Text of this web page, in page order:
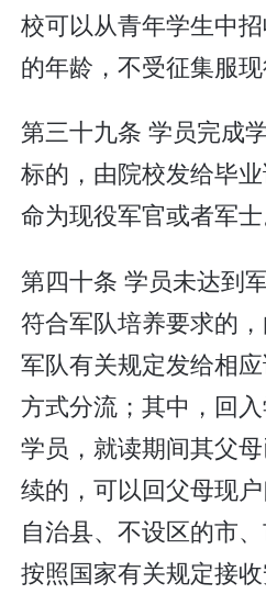
校可以从青年学生中
的年龄，不受征集服现
第三十九条 学员完成
标的，由院校发给毕
命为现役军官或者军士
第四十条 学员未达到
符合军队培养要求的
军队有关规定发给相
方式分流；其中，回
学员，就读期间其父
续的，可以回父母现户
自治县、不设区的市
按照国家有关规定接收